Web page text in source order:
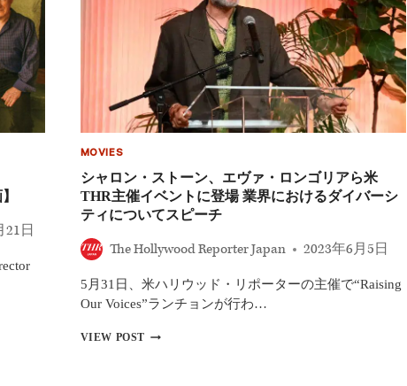
作
厳
選！
ト・
ィ
ア
の
閉
鎖
い、
ハ
リ
ウ
ド
内
部
が
21日
MOVIES
シャロン・ストーン、エヴァ・ロンゴリアら米
THR主催イベントに登場 業界におけるダイバーシ
ティについてスピーチ
The Hollywood Reporter Japan 2023年6月5日
5月31日、米ハリウッド・リポーターの主催で“Raising
Our Voices”ランチョンが行わ…
VIEW POSTシ